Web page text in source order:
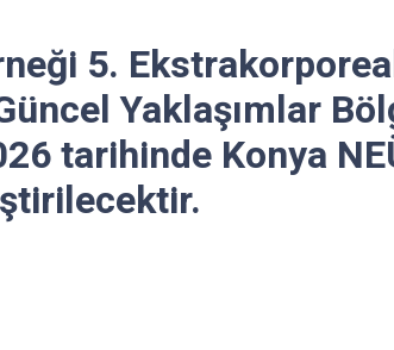
5.
Yaklaşımlar
tarihinde Konya